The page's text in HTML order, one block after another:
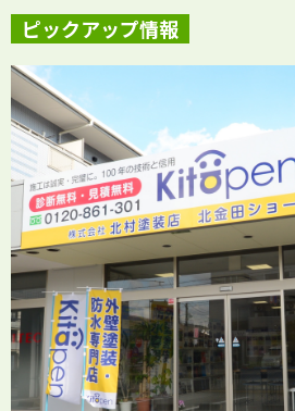
ピックアップ情報